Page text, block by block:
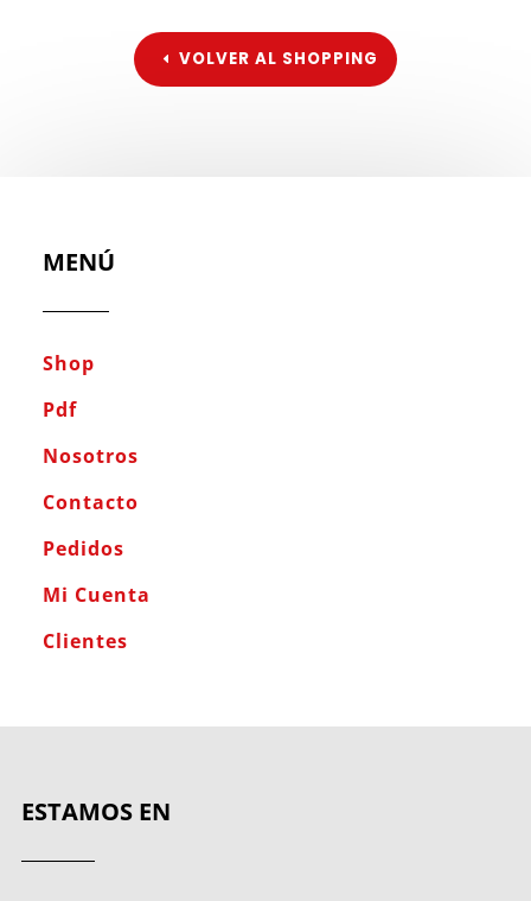
VOLVER AL SHOPPING
MENÚ
Shop
Pdf
Nosotros
Contacto
Pedidos
Mi Cuenta
Clientes
ESTAMOS EN